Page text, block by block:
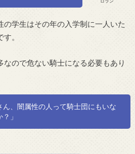
の学生はその年の入学制に一人いた
。
なので危ない騎士になる必要もあり
ん、闇属性の人って騎士団にもいな
」